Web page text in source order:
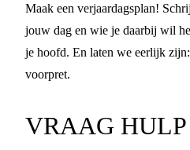
Maak een verjaardagsplan!
jouw dag en wie je daarbij wil
je hoofd. En laten we eerlijk
voorpret.
VRAAG